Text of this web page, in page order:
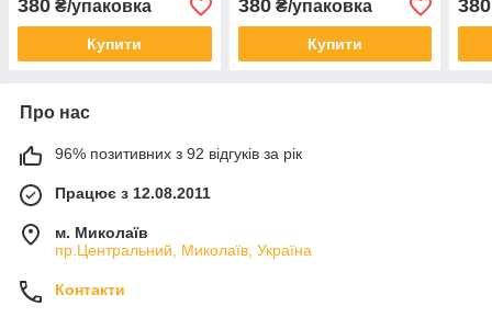
троянда
380 ₴/упаковка
Купити
сірий меланж
380₴/упаковка
Купити
380
Про нас
96% позитивних з 92 відгуків за рік
Працює з 12.08.2011
м. Миколаїв
пр.Центральний, Миколаїв, Україна
Контакти